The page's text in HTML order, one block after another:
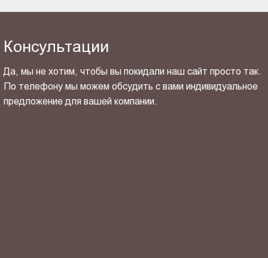
Консультации
Да, мы не хотим, чтобы вы покидали наш сайт просто так.
По телефону мы можем обсудить с вами индивидуальное
предложение для вашей компании.